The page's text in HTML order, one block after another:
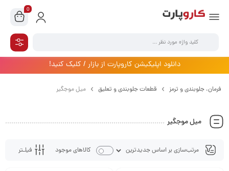
0
دانلود اپلیکیشن کاروپارت از بازار / کلیک کنید!
فرمان،‌ جلوبندی و ترمز قطعات جلوبندی و تعلیق میل موجگیر
میل موجگیر
فیلـتر کالاهای موجود